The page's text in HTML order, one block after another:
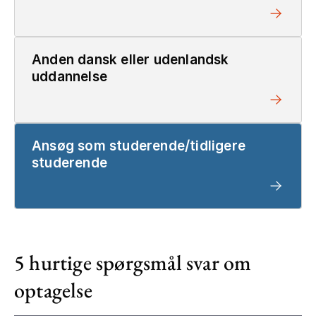
Anden dansk eller udenlandsk
uddannelse
Ansøg som studerende/tidligere
studerende
5 hurtige spørgsmål svar om
optagelse